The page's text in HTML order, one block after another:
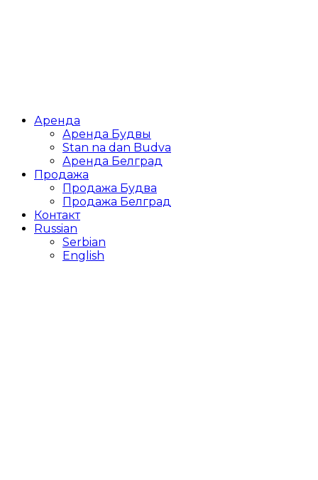
Аренда
Аренда Будвы
Stan na dan Budva
Аренда Белград
Продажа
Продажа Будва
Продажа Белград
Контакт
Russian
Serbian
English